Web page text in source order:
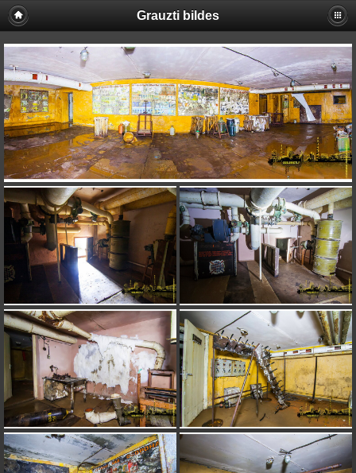
Grauzti bildes